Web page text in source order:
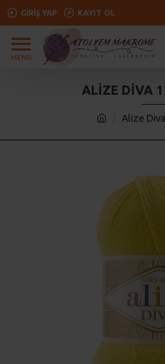
GIRIŞ YAP KAYIT OL
Alize
ALIZE DIVA